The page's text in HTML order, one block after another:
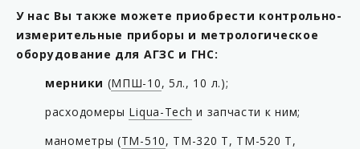
У нас Вы также можете приобрести контрольно-
измерительные приборы и метрологическое
оборудование для АГЗС и ГНС:
мерники (МПШ-10, 5л., 10 л.);
расходомеры Liqua-Tech и запчасти к ним;
манометры (ТМ-510, ТМ-320 Т, ТМ-520 Т,